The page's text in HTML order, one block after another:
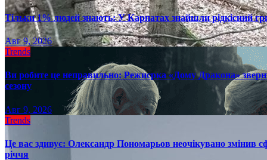
Тільки 1% людей знають: У Карпатах знайшли рідкісний
Авг 9, 2026
Trends
Ви робите це неправильно: Режисрка «Дому Дракона»
сезону
Авг 9, 2026
Trends
Це вас здивує: Олександр Пономарьов неочікувано змінив
річчя